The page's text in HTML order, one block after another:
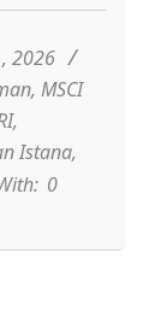
2026
, MSCI
,
Istana,
0